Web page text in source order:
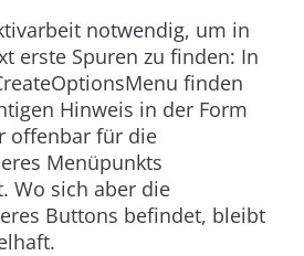
notwendig, um in
erste Spuren zu finden: In
finden
Hinweis in der Form
offenbar für die
Menüpunkts
Wo sich aber die
Buttons befindet, bleibt